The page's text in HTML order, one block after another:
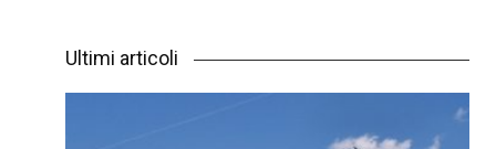
Ultimi articoli